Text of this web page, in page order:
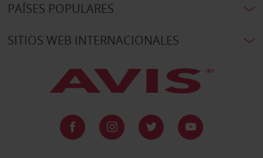
PAÍSES POPULARES
SITIOS WEB INTERNACIONALES